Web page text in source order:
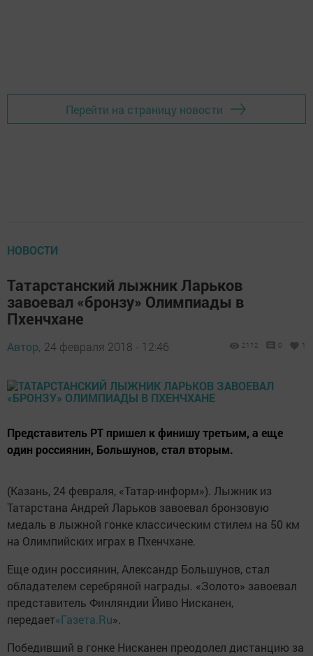
Перейти на страницу новости
НОВОСТИ
Татарстанский лыжник Ларьков
завоевал «бронзу» Олимпиады в
Пхенчхане
Автор, 24 февраля 2018 - 12:46 2112 0 1
Представитель РТ пришел к финишу третьим, а еще
один россиянин, Большунов, стал вторым.
(Казань, 24 февраля, «Татар-информ»). Лыжник из
Татарстана Андрей Ларьков завоевал бронзовую
медаль в лыжной гонке классическим стилем на 50 км
на Олимпийских играх в Пхенчхане.
Еще один россиянин, Александр Большунов, стал
обладателем серебряной награды. «Золото» завоевал
представитель Финляндии Йиво Нисканен,
передает«Газета.Ru».
Победивший в гонке Нисканен преодолел дистанцию за